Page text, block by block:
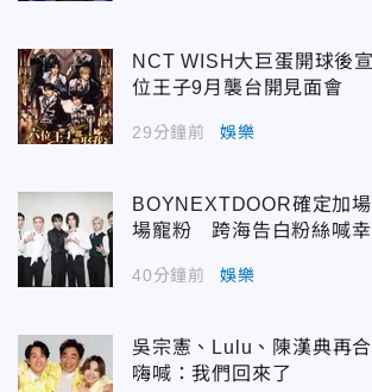
NCT WISH大巨蛋開球後
位王子9月襲台開見面會
29分鐘前 娛樂
BOYNEXTDOOR確定加
場寵粉 跨海告白粉絲喊
40分鐘前 娛樂
吳宗憲、Lulu、陳漢典再
嗨喊：我們回來了